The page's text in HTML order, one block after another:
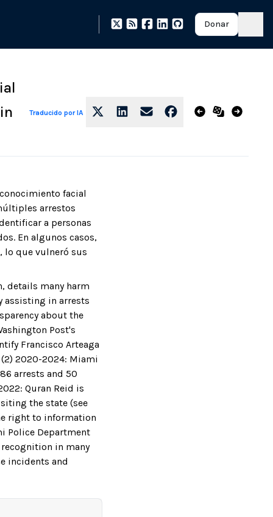
Donar
Traducido por IA
facial
arrestos
a personas
En algunos casos,
lo que vulneró sus
details many harm
assisting in arrests
about the
Post's
Francisco Arteaga
2020-2024: Miami
arrests and 50
Quran Reid is
the state (see
right to information
Police Department
in many
incidents and